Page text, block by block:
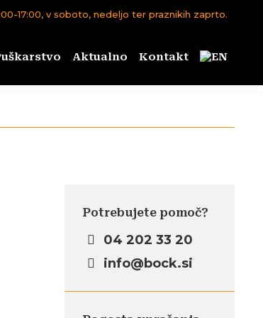
17:00, v soboto, nedeljo ter praznikih zaprto.
Aktualno Kontakt
Potrebujete pomoč?
04 202 33 20
info@bock.si